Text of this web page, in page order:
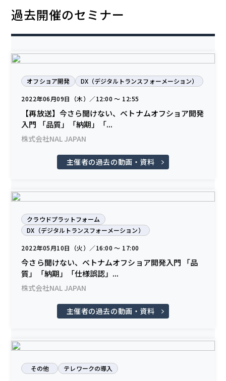
過去開催のセミナー
オフショア開発 DX（デジタルトランスフォーメーション）
2022年06月09日（木）／12:00 〜 12:55
【再放送】今さら聞けない、ベトナムオフショア開発
入門 「品質」「納期」「...
株式会社NAL JAPAN
主催者の過去の動画・資料
クラウドプラットフォーム
DX（デジタルトランスフォーメーション）
2022年05月10日（火）／16:00 〜 17:00
今さら聞けない、ベトナムオフショア開発入門 「品
質」「納期」「仕様誤認」...
株式会社NAL JAPAN
主催者の過去の動画・資料
その他 テレワークの導入